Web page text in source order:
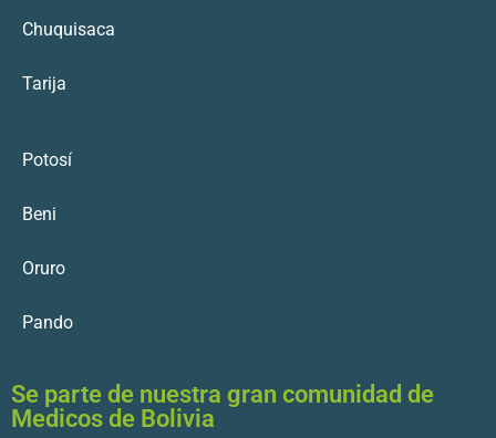
Chuquisaca
Tarija
Potosí
Beni
Oruro
Pando
Se parte de nuestra gran comunidad de
Medicos de Bolivia